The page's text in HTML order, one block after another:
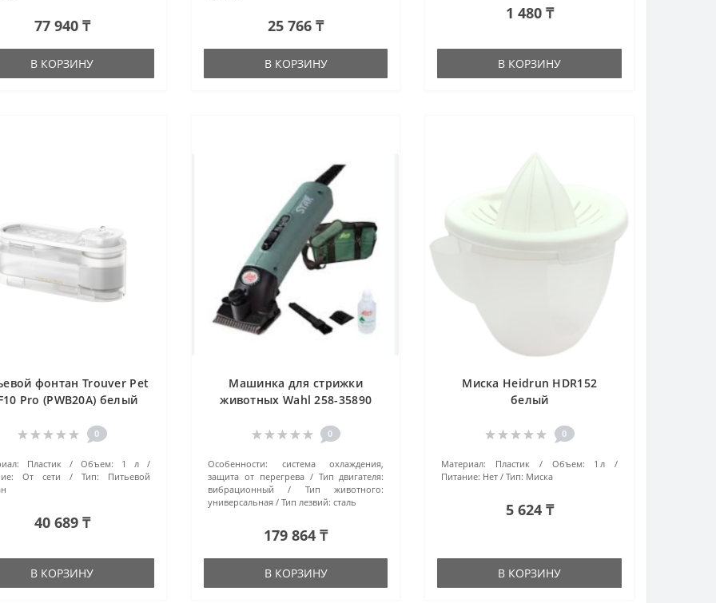
77 940 ₸
В КОРЗИНУ
25 766 ₸
В КОРЗИНУ
1 480 ₸
В КОРЗИНУ
фонтан Trouver Pet
Pro (PWB20A) белый
0
Пластик Объем:
1 л
От сети Тип:
Питьевой
40 689 ₸
В КОРЗИНУ
Машинка для стрижки
животных Wahl 258-35890
0
Особенности:
система охлаждения,
защита от перегрева
Тип двигателя:
вибрационный
Тип животного:
универсальная
Тип лезвий: сталь
179 864 ₸
В КОРЗИНУ
Миска Heidrun HDR152
белый
0
Материал: Пластик Объем:
1 л
Питание: Нет Тип: Миска
5 624 ₸
В КОРЗИНУ